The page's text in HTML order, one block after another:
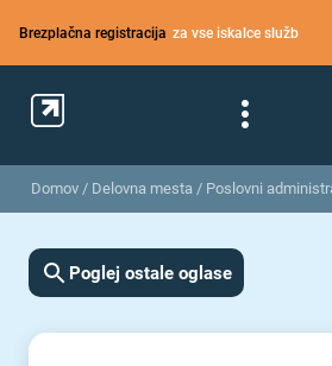
Brezplačna registracija za vse iskalce služb
Domov / Delovna mesta / Poslovni
Poglej ostale oglase